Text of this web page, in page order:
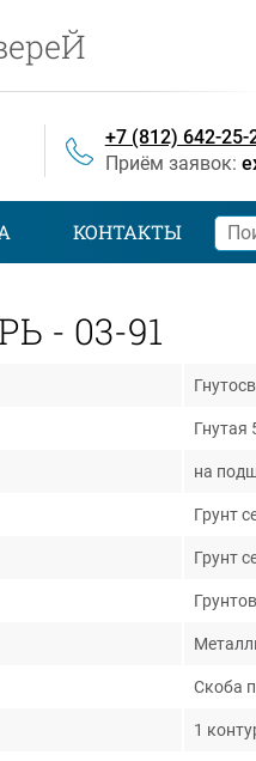
+7 (812) 642-25-
Приём заявок:
КОНТАКТЫ
- 03-91
Гнутая
на
Грунт
Грунт
Скоба
1